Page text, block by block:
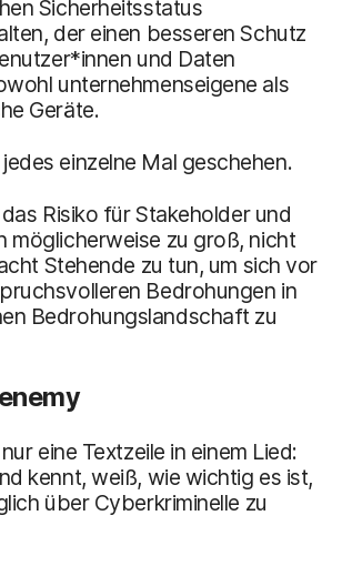
Sicherheitsstatus
der einen besseren Schutz
und Daten
unternehmenseigene als
Geräte.
einzelne Mal geschehen.
Risiko für Stakeholder und
möglicherweise zu groß, nicht
Stehende zu tun, um sich vor
Bedrohungen in
Bedrohungslandschaft zu
eine Textzeile in einem Lied:
kennt, weiß, wie wichtig es ist,
über Cyberkriminelle zu